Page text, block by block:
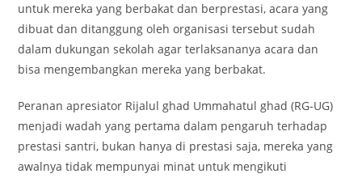
untuk mereka yang berbakat dan berprestasi, acara yang
dibuat dan ditanggung oleh organisasi tersebut sudah
dalam dukungan sekolah agar terlaksananya acara dan
bisa mengembangkan mereka yang berbakat.
Peranan apresiator Rijalul ghad Ummahatul ghad (RG-UG)
menjadi wadah yang pertama dalam pengaruh terhadap
prestasi santri, bukan hanya di prestasi saja, mereka yang
awalnya tidak mempunyai minat untuk mengikuti